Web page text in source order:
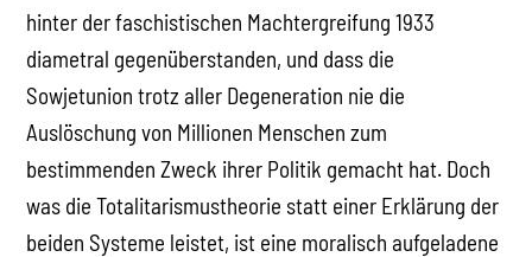
hinter der faschistischen Machtergreifung 1933
diametral gegenüberstanden, und dass die
Sowjetunion trotz aller Degeneration nie die
Auslöschung von Millionen Menschen zum
bestimmenden Zweck ihrer Politik gemacht hat. Doch
was die Totalitarismustheorie statt einer Erklärung der
beiden Systeme leistet, ist eine moralisch aufgeladene